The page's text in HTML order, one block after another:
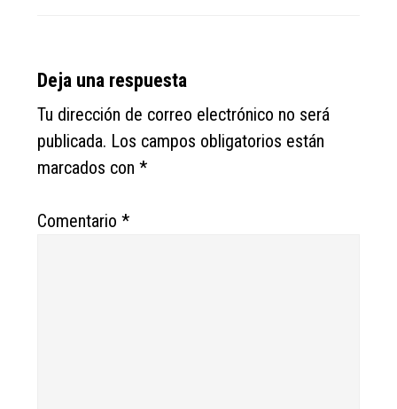
Reader
Interactions
Deja una respuesta
Tu dirección de correo electrónico no será
publicada. Los campos obligatorios están
marcados con*
Comentario*